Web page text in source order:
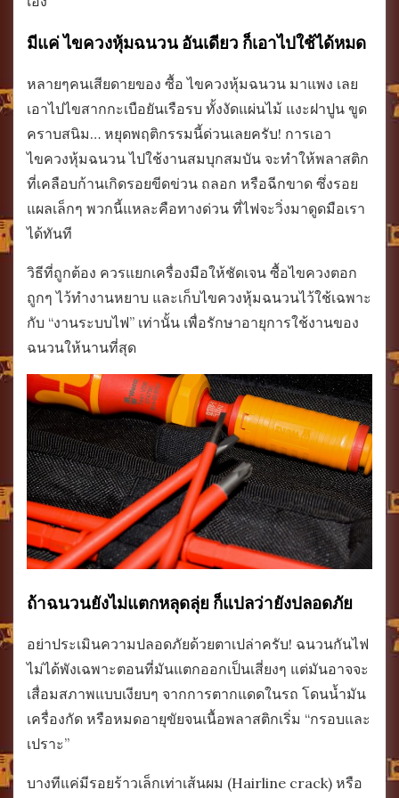
มีแค่ ไขควงหุ้มฉนวน อันเดียว ก็เอาไปใช้ได้หมด
หลายๆคนเสียดายของ ซื้อ ไขควงหุ้มฉนวน มาแพง เลย
เอาไปไขสากกะเบือยันเรือรบ ทั้งงัดแผ่นไม้ แงะฝาปูน ขูด
คราบสนิม… หยุดพฤติกรรมนี้ด่วนเลยครับ! การเอา
ไขควงหุ้มฉนวน ไปใช้งานสมบุกสมบัน จะทำให้พลาสติก
ที่เคลือบก้านเกิดรอยขีดข่วน ถลอก หรือฉีกขาด ซึ่งรอย
แผลเล็กๆ พวกนี้แหละคือทางด่วน ที่ไฟจะวิ่งมาดูดมือเรา
ได้ทันที
วิธีที่ถูกต้อง ควรแยกเครื่องมือให้ชัดเจน ซื้อไขควงตอก
ถูกๆ ไว้ทำงานหยาบ และเก็บไขควงหุ้มฉนวนไว้ใช้เฉพาะ
กับ “งานระบบไฟ” เท่านั้น เพื่อรักษาอายุการใช้งานของ
ฉนวนให้นานที่สุด
ถ้าฉนวนยังไม่แตกหลุดลุ่ย ก็แปลว่ายังปลอดภัย
อย่าประเมินความปลอดภัยด้วยตาเปล่าครับ! ฉนวนกันไฟ
ไม่ได้พังเฉพาะตอนที่มันแตกออกเป็นเสี่ยงๆ แต่มันอาจจะ
เสื่อมสภาพแบบเงียบๆ จากการตากแดดในรถ โดนน้ำมัน
เครื่องกัด หรือหมดอายุขัยจนเนื้อพลาสติกเริ่ม “กรอบและ
เปราะ”
บางทีแค่มีรอยร้าวเล็กเท่าเส้นผม (Hairline crack) หรือ